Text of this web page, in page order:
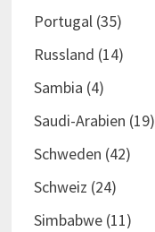
Portugal(35)
Russland (14)
Sambia (4)
Saudi-Arabien (19)
Schweden (42)
Schweiz (24)
Simbabwe(11)